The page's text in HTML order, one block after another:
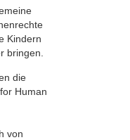
Kindern
bringen.
die
Human
von